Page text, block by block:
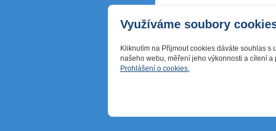
Využíváme soubory
Kliknutím na Přijmout cookies dáváte souhlas
našeho webu, měření jeho výkonnosti a cílení
Prohlášení o cookies.